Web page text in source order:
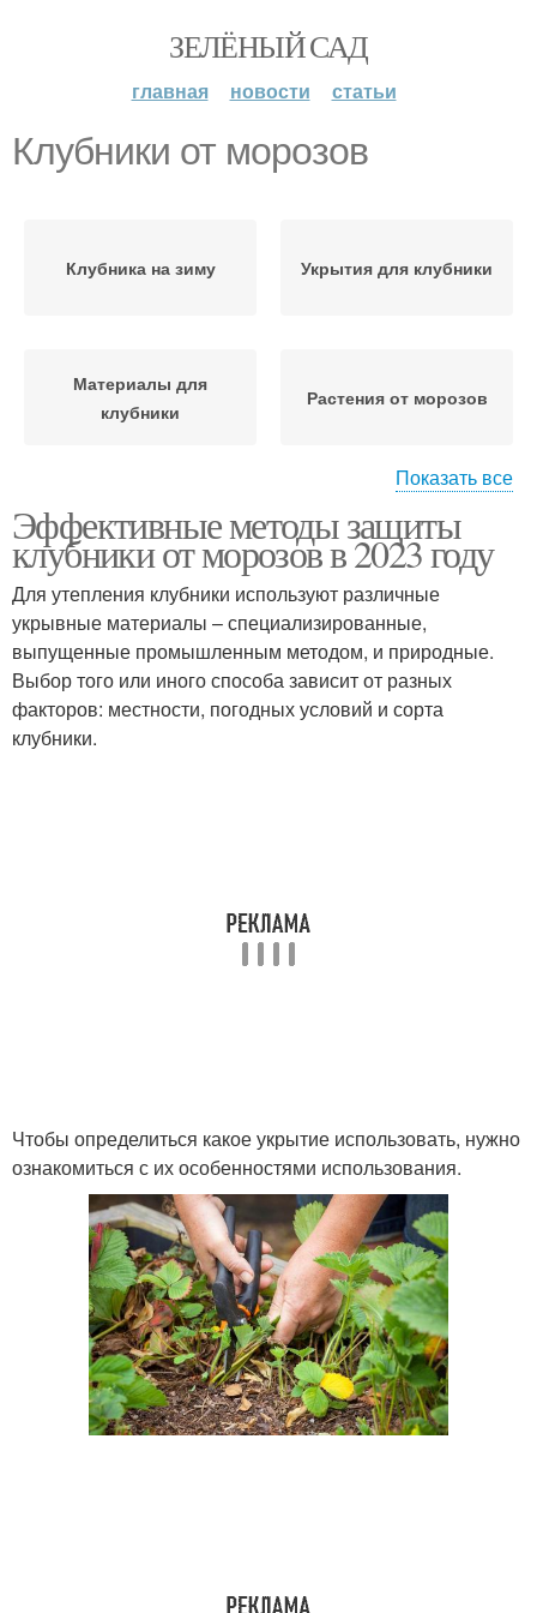
ЗЕЛЁНЫЙ САД
главная новости статьи
Клубники от морозов
Клубника на зиму Укрытия для клубники
Материалы для
клубники
Растения от морозов
Защиты от морозов
Показать все
Эффективные методы защиты
клубники от морозов в 2023 году
Для утепления клубники используют различные
укрывные материалы – специализированные,
выпущенные промышленным методом, и природные.
Выбор того или иного способа зависит от разных
факторов: местности, погодных условий и сорта
клубники.
Чтобы определиться какое укрытие использовать, нужно
ознакомиться с их особенностями использования.